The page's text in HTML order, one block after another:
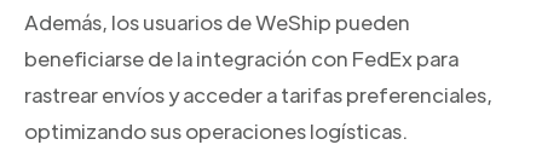
Además, los usuarios de WeShip pueden
beneficiarse de la integración con FedEx para
rastrear envíos y acceder a tarifas preferenciales,
optimizando sus operaciones logísticas.